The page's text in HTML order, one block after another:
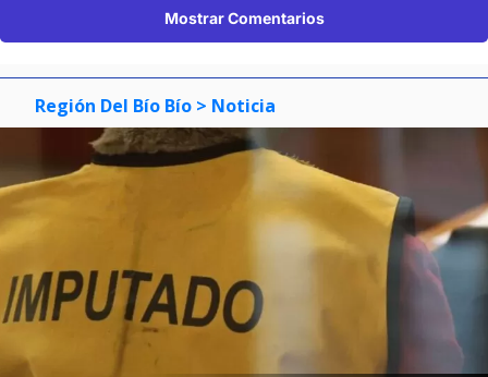
Mostrar Comentarios
Región Del Bío Bío > Noticia